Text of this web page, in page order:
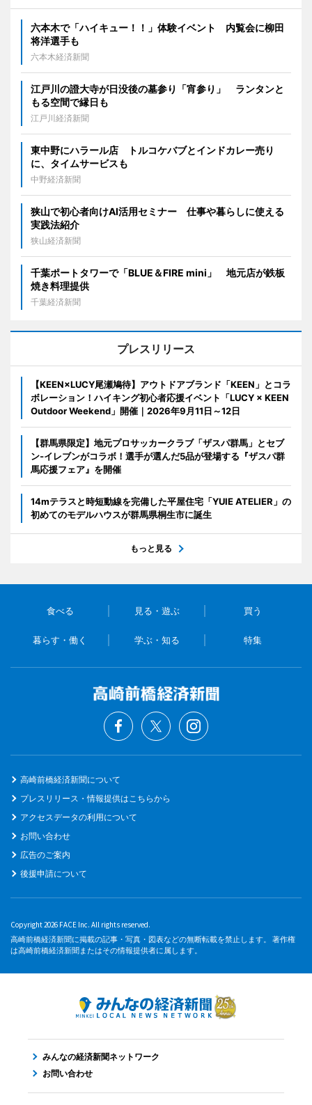
六本木で「ハイキュー！！」体験イベント 内覧会に柳田
将洋選手も
六本木経済新聞
江戸川の證大寺が日没後の墓参り「宵参り」 ランタンと
もる空間で縁日も
江戸川経済新聞
東中野にハラール店 トルコケバブとインドカレー売り
に、タイムサービスも
中野経済新聞
狭山で初心者向けAI活用セミナー 仕事や暮らしに使える
実践法紹介
狭山経済新聞
千葉ポートタワーで「BLUE＆FIRE mini」 地元店が鉄板
焼き料理提供
千葉経済新聞
プレスリリース
【KEEN×LUCY尾瀬鳩待】アウトドアブランド「KEEN」とコラ
ボレーション！ハイキング初心者応援イベント「LUCY × KEEN
Outdoor Weekend」開催｜2026年9月11日～12日
【群馬県限定】地元プロサッカークラブ「ザスパ群馬」とセブ
ン‐イレブンがコラボ！選手が選んだ5品が登場する『ザスパ群
馬応援フェア』を開催
14mテラスと時短動線を完備した平屋住宅「YUIE ATELIER」の
初めてのモデルハウスが群馬県桐生市に誕生
もっと見る
食べる 見る・遊ぶ 買う
暮らす・働く 学ぶ・知る 特集
高崎前橋経済新聞について
プレスリリース・情報提供はこちらから
アクセスデータの利用について
お問い合わせ
広告のご案内
後援申請について
Copyright 2026 FACE Inc. All rights reserved.
高崎前橋経済新聞に掲載の記事・写真・図表などの無断転載を禁止します。 著作権
は高崎前橋経済新聞またはその情報提供者に属します。
みんなの経済新聞ネットワーク
お問い合わせ